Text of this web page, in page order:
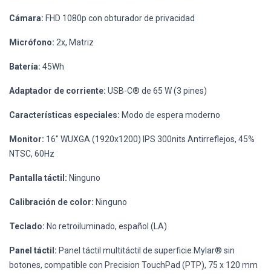
Cámara: FHD 1080p con obturador de privacidad
Micrófono: 2x, Matriz
Batería: 45Wh
Adaptador de corriente: USB-C® de 65 W (3 pines)
Características especiales: Modo de espera moderno
Monitor: 16" WUXGA (1920x1200) IPS 300nits Antirreflejos, 45%
NTSC, 60Hz
Pantalla táctil: Ninguno
Calibración de color: Ninguno
Teclado: No retroiluminado, español (LA)
Panel táctil: Panel táctil multitáctil de superficie Mylar® sin
botones, compatible con Precision TouchPad (PTP), 75 x 120 mm